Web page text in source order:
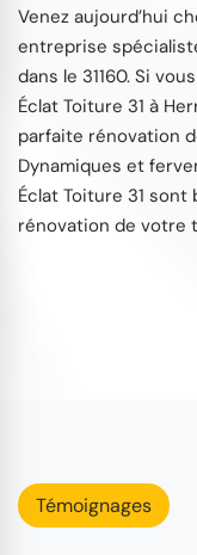
Venez aujourd’hui
entreprise
dans le 31160. Si
Éclat Toiture 31 à
parfaite rénovation
Dynamiques et
Éclat Toiture 31
rénovation de votre
Témoignages